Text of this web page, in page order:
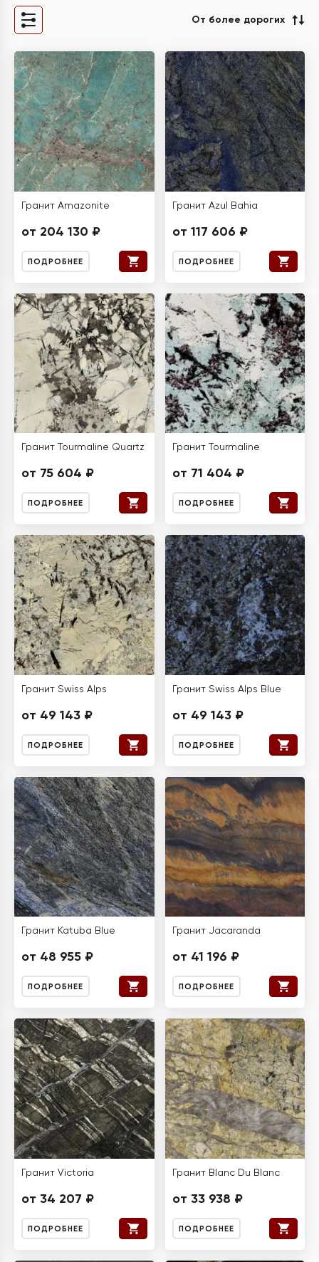
От более дорогих
Гранит Amazonite
от 204 130 ₽
ПОДРОБНЕЕ
Гранит Azul Bahia
от 117 606 ₽
ПОДРОБНЕЕ
Гранит Tourmaline Quartz
от 75 604 ₽
ПОДРОБНЕЕ
Гранит Tourmaline
от 71 404 ₽
ПОДРОБНЕЕ
Гранит Swiss Alps
от 49 143 ₽
ПОДРОБНЕЕ
Гранит Swiss Alps Blue
от 49 143 ₽
ПОДРОБНЕЕ
Гранит Katuba Blue
от 48 955 ₽
ПОДРОБНЕЕ
Гранит Jacaranda
от 41 196 ₽
ПОДРОБНЕЕ
Гранит Victoria
от 34 207 ₽
ПОДРОБНЕЕ
Гранит Blanc Du Blanc
от 33 938 ₽
ПОДРОБНЕЕ